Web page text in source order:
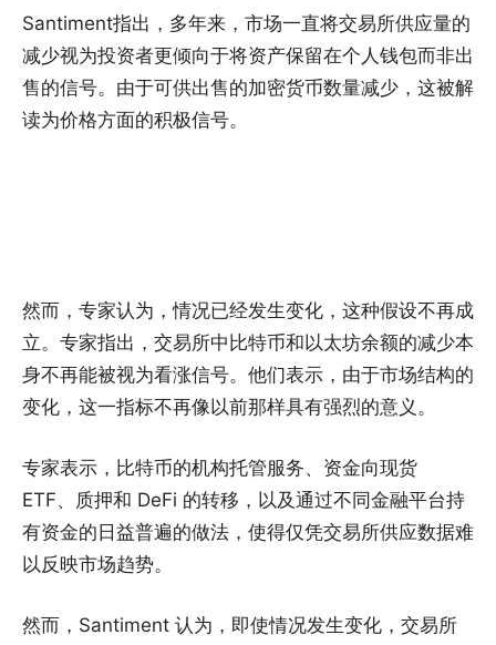
Santiment指出，多年来，市场一直将交易所供应量的
减少视为投资者更倾向于将资产保留在个人钱包而非出
售的信号。由于可供出售的加密货币数量减少，这被解
读为价格方面的积极信号。
然而，专家认为，情况已经发生变化，这种假设不再成
立。专家指出，交易所中比特币和以太坊余额的减少本
身不再能被视为看涨信号。他们表示，由于市场结构的
变化，这一指标不再像以前那样具有强烈的意义。
专家表示，比特币的机构托管服务、资金向现货
ETF、质押和 DeFi 的转移，以及通过不同金融平台持
有资金的日益普遍的做法，使得仅凭交易所供应数据难
以反映市场趋势。
然而，Santiment 认为，即使情况发生变化，交易所